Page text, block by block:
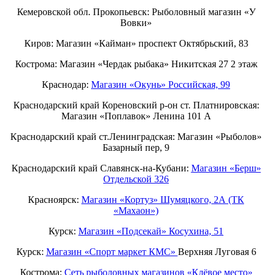
Кемеровской обл. Прокопьевск: Рыболовный магазин «У
Вовки»
Киров: Магазин «Кайман» проспект Октябрьский, 83
Кострома: Магазин «Чердак рыбака» Никитская 27 2 этаж
Краснодар: Магазин «Окунь» Российская, 99
Краснодарский край Кореновский р-он ст. Платнировская:
Магазин «Поплавок» Ленина 101 А
Краснодарский край ст.Ленинградская: Магазин «Рыболов»
Базарный пер, 9
Краснодарский край Славянск-на-Кубани: Магазин «Берш»
Отдельской 326
Красноярск: Магазин «Кортуз» Шумяцкого, 2А (ТК
«Махаон»)
Курск: Магазин «Подсекай» Косухина, 51
Курск: Магазин «Спорт маркет КМС» Верхняя Луговая 6
Кострома: Сеть рыболовных магазинов «Клёвое место»